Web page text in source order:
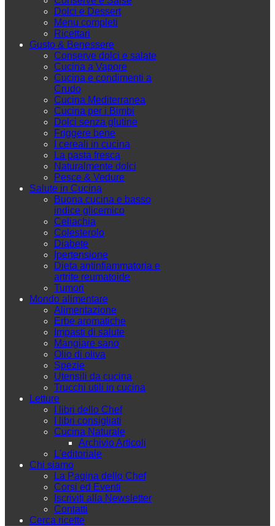
Dolci e Dessert
Menu completi
Ricettari
Gusto & Benessere
Conserve dolci e salate
Cucina a Vapore
Cucina e condimenti a
Crudo
Cucina Mediterranea
Cucina per i Bimbi
Dolci senza glutine
Friggere bene
I cereali in cucina
La pasta fresca
Naturalmente dolci
Pesce & Vedure
Salute in Cucina
Buona cucina e basso
indice glicemico
Celiachia
Colesterolo
Diabete
Ipertensione
Dieta antinfiammatoria e
artrite reumatoide
Tumori
Mondo alimentare
Alimentazione
Erbe aromatiche
Impasti di salute
Mangiare sano
Olio di oliva
Spezie
Utensili da cucina
Trucchi utili in cucina
Letture
I libri dello Chef
I libri consigliati
Cucina Naturale
Archivio Articoli
L'editoriale
Chi siamo
La Pagina dello Chef
Corsi ed Eventi
Iscriviti alla Newsletter
Contatti
Cerca ricette